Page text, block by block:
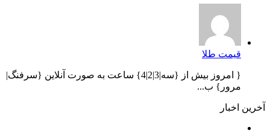
قیمت طلا
{ امروز بیش از {سه|3|2|4} ساعت به صورت آنلاین {سرفنگ|
مرور} ب...
آخرین اخبار